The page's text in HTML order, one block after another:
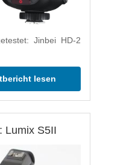
Jinbei HD-2
lesen
Lumix S5II